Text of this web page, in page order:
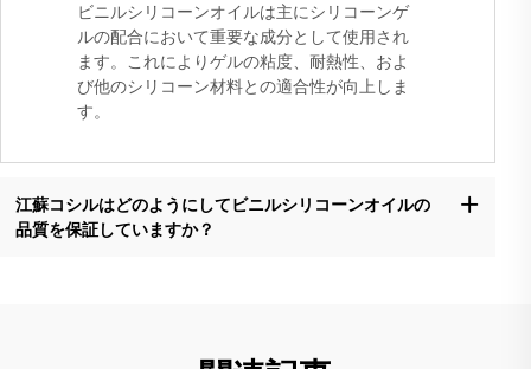
ビニルシリコーンオイルは主にシリコーンゲ
ルの配合において重要な成分として使用され
ます。これによりゲルの粘度、耐熱性、およ
び他のシリコーン材料との適合性が向上しま
す。
江蘇コシルはどのようにしてビニルシリコーンオイルの
品質を保証していますか？